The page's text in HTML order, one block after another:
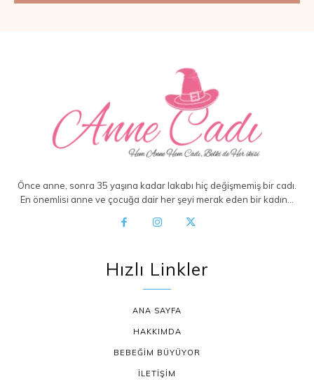
Önce anne, sonra 35 yaşına kadar lakabı hiç değişmemiş bir cadı.
En önemlisi anne ve çocuğa dair her şeyi merak eden bir kadın…
Hızlı Linkler
ANA SAYFA
HAKKIMDA
BEBEĞİM BÜYÜYOR
İLETİŞİM